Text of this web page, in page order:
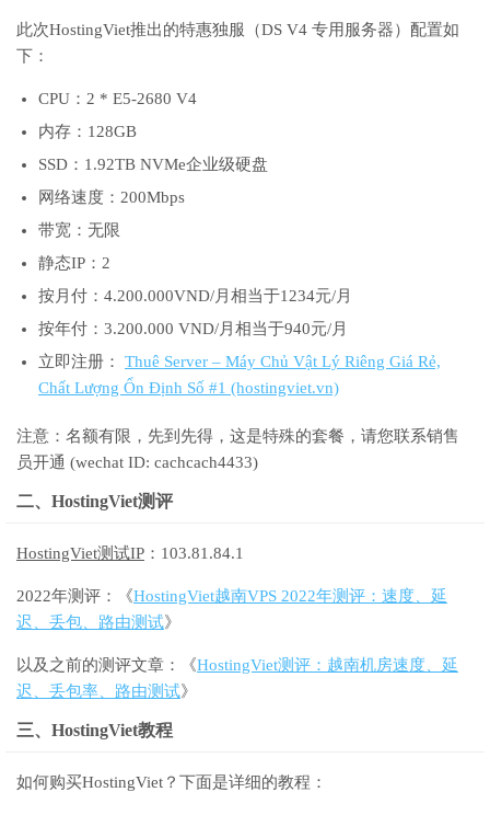
此次HostingViet推出的特惠独服（DS V4 专用服务器）配置如
下：
CPU：2 * E5-2680 V4
内存：128GB
SSD：1.92TB NVMe企业级硬盘
网络速度：200Mbps
带宽：无限
静态IP：2
按月付：4.200.000VND/月相当于1234元/月
按年付：3.200.000 VND/月相当于940元/月
立即注册： Thuê Server – Máy Chủ Vật Lý Riêng Giá Rẻ,
Chất Lượng Ổn Định Số #1 (hostingviet.vn)
注意：名额有限，先到先得，这是特殊的套餐，请您联系销售
员开通 (wechat ID: cachcach4433)
二、HostingViet测评
HostingViet测试IP ：103.81.84.1
2022年测评：《HostingViet越南VPS 2022年测评：速度、延
迟、丢包、路由测试》
以及之前的测评文章：《HostingViet测评：越南机房速度、延
迟、丢包率、路由测试》
三、HostingViet教程
如何购买HostingViet？下面是详细的教程：